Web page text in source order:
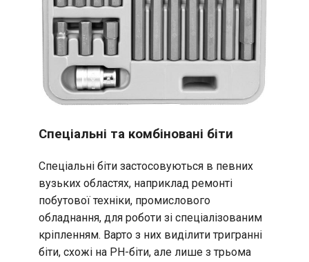
Спеціальні та комбіновані біти
Спеціальні біти застосовуються в певних
вузьких областях, наприклад ремонті
побутової техніки, промислового
обладнання, для роботи зі спеціалізованим
кріпленням. Варто з них виділити тригранні
біти, схожі на РН-біти, але лише з трьома